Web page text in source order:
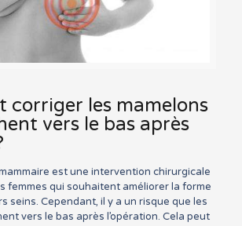
corriger les mamelons
vers le bas après
est une intervention chirurgicale
femmes qui souhaitent améliorer la forme
seins. Cependant, il y a un risque que les
vers le bas après l’opération. Cela peut